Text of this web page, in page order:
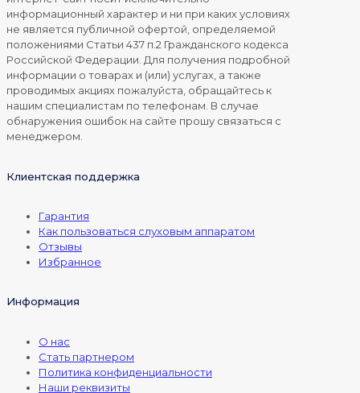
информационный характер и ни при каких условиях
не является публичной офертой, определяемой
положениями Статьи 437 п.2 Гражданского кодекса
Российской Федерации. Для получения подробной
информации о товарах и (или) услугах, а также
проводимых акциях пожалуйста, обращайтесь к
нашим специалистам по телефонам. В случае
обнаружения ошибок на сайте прошу связаться с
менеджером.
Клиентская поддержка
Гарантия
Как пользоваться слуховым аппаратом
Отзывы
Избранное
Информация
О нас
Стать партнером
Политика конфиденциальности
Наши реквизиты